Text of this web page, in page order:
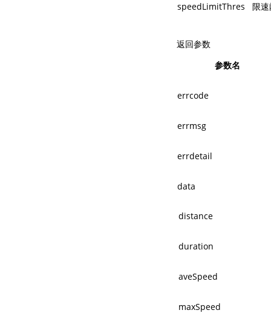
speedLimitThres 限
返回参数
参数名
errcode
errmsg
errdetail
data
distance
duration
aveSpeed
maxSpeed